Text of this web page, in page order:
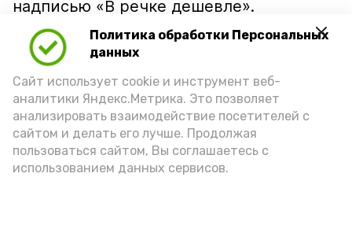
Политика обработки Персональных
данных
Сайт использует cookie и инструмент веб-
аналитики Яндекс.Метрика. Это позволяет
анализировать взаимодействие посетителей с
сайтом и делать его лучше. Продолжая
пользоваться сайтом, Вы соглашаетесь с
использованием данных сервисов.
надписью «В речке дешевле».